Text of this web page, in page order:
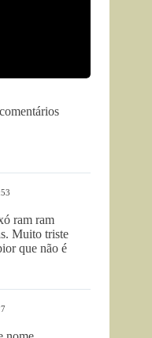
ram ram
Muito triste
que não é